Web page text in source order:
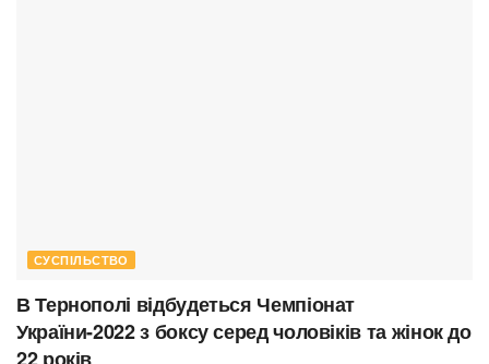
СУСПІЛЬСТВО
В Тернополі відбудеться Чемпіонат
України-2022 з боксу серед чоловіків та жінок до
22 років